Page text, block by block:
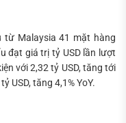
từ Malaysia 41 mặt hàng
đạt giá trị tỷ USD lần lượt
với 2,32 tỷ USD, tăng tới
USD, tăng 4,1% YoY.